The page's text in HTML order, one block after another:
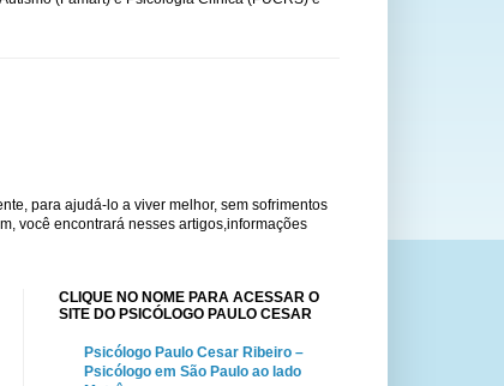
para ajudá-lo a viver melhor, sem sofrimentos
você encontrará nesses artigos,informações
CLIQUE NO NOME PARA ACESSAR O
SITE DO PSICÓLOGO PAULO CESAR
Psicólogo Paulo Cesar Ribeiro –
Psicólogo em São Paulo ao lado